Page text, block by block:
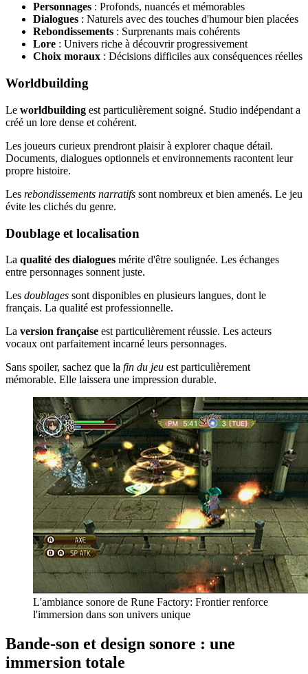
Personnages : Profonds, nuancés et mémorables
Dialogues : Naturels avec des touches d'humour bien placées
Rebondissements : Surprenants mais cohérents
Lore : Univers riche à découvrir progressivement
Choix moraux : Décisions difficiles aux conséquences réelles
Worldbuilding
Le worldbuilding est particulièrement soigné. Studio indépendant a
créé un lore dense et cohérent.
Les joueurs curieux prendront plaisir à explorer chaque détail.
Documents, dialogues optionnels et environnements racontent leur
propre histoire.
Les rebondissements narratifs sont nombreux et bien amenés. Le jeu
évite les clichés du genre.
Doublage et localisation
La qualité des dialogues mérite d'être soulignée. Les échanges
entre personnages sonnent juste.
Les doublages sont disponibles en plusieurs langues, dont le
français. La qualité est professionnelle.
La version française est particulièrement réussie. Les acteurs
vocaux ont parfaitement incarné leurs personnages.
Sans spoiler, sachez que la fin du jeu est particulièrement
mémorable. Elle laissera une impression durable.
L'ambiance sonore de Rune Factory: Frontier renforce
l'immersion dans son univers unique
Bande-son et design sonore : une
immersion totale